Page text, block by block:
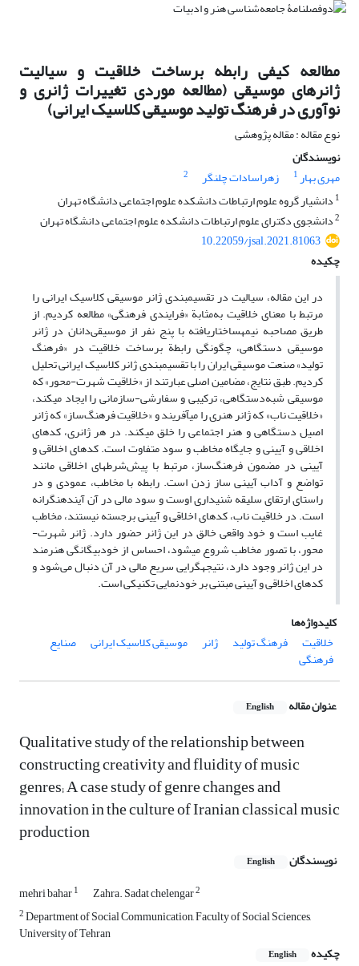
مطالعه کیفی رابطه برساخت خلاقیت و سیالیت
ژانرهای موسیقی (مطالعه موردی تغییرات ژانری و
نوآوری در فرهنگ تولید موسیقی کلاسیک ایرانی)
نوع مقاله : مقاله پژوهشی
نویسندگان
مهری بهار1 زهراسادات چلنگر
2
1 دانشیار گروه علوم ارتباطات دانشکده علوم اجتماعی دانشگاه تهران
2دانشجوی دکترای علوم ارتباطات دانشکده علوم اجتماعی دانشگاه تهران
10.22059/jsal.2021.81063
چکیده
در این مقاله، سیالیت در تقسیم­بندی ژانر موسیقی کلاسیک ایرانی را
مرتبط با معنای خلاقیت به‌مثابة «فرایندی فرهنگی» مطالعه کردیم. از
طریق مصاحبه نیمه­ساختاریافته با پنج نفر از موسیقی‌دانان در ژانر
موسیقی دستگاهی، چگونگی رابطة برساخت خلاقیت در «فرهنگ
تولید» صنعت موسیقی ایران را با تقسیم­بندی ژانر کلاسیک ایرانی تحلیل
کردیم. طبق نتایج، مضامین اصلی عبارتند از «خلاقیت شهرت-محور» که
موسیقی شبه‌دستگاهی، ترکیبی و سفارشی-سازمانی را ایجاد می­کند،
«خلاقیت ناب» که ژانر هنری را می­آفریند و «خلاقیت فرهنگ‌ساز» که ژانر
اصیل دستگاهی و هنر اجتماعی را خلق می­کند. در هر ژانری، کدهای
اخلاقی و آیینی و جایگاه مخاطب و سود متفاوت است. کدهای اخلاقی و
آیینی در مضمون فرهنگ‌ساز، مرتبط با پیش‌شرط­های اخلاقی مانند
تواضع و آداب آیینی ساز زدن است. رابطه با مخاطب، عمودی و در
راستای ارتقای سلیقه شنیداری اوست و سود مالی در آن آینده­نگرانه
است. در خلاقیت ناب، کدهای اخلاقی و آیینی برجسته نیستند، مخاطب
غایب است و خود واقعی خالق در این ژانر حضور دارد. ژانر شهرت-
محور، با تصور مخاطب شروع می­شود، احساس از خودبیگانگی هنرمند
در این ژانر وجود دارد، نتیجه­گرایی سریع مالی در آن دنبال می‌شود و
کدهای اخلاقی و آیینی مبتنی بر خودنمایی تکنیکی است.
کلیدواژه‌ها
خلاقیت
فرهنگ تولید ژانر موسیقی کلاسیک ایرانی صنایع
فرهنگی
عنوان مقاله English
Qualitative study of the relationship between
constructing creativity and fluidity of music
genres; A case study of genre changes and
innovation in the culture of Iranian classical music
production
نویسندگان English
mehri bahar1 Zahra. Sadat chelengar2
2Department of Social Communication, Faculty of Social Sciences,
University of Tehran
چکیده
English